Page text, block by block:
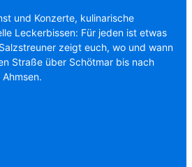
und Konzerte, kulinarische
Leckerbissen: Für jeden ist etwas
zeigt euch, wo und wann
Straße über Schötmar bis nach